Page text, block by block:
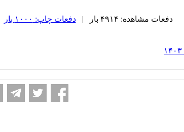
دفعات مشاهده: ۴۹۱۴ بار | دفعات چاپ: ۱۰۰۰ بار